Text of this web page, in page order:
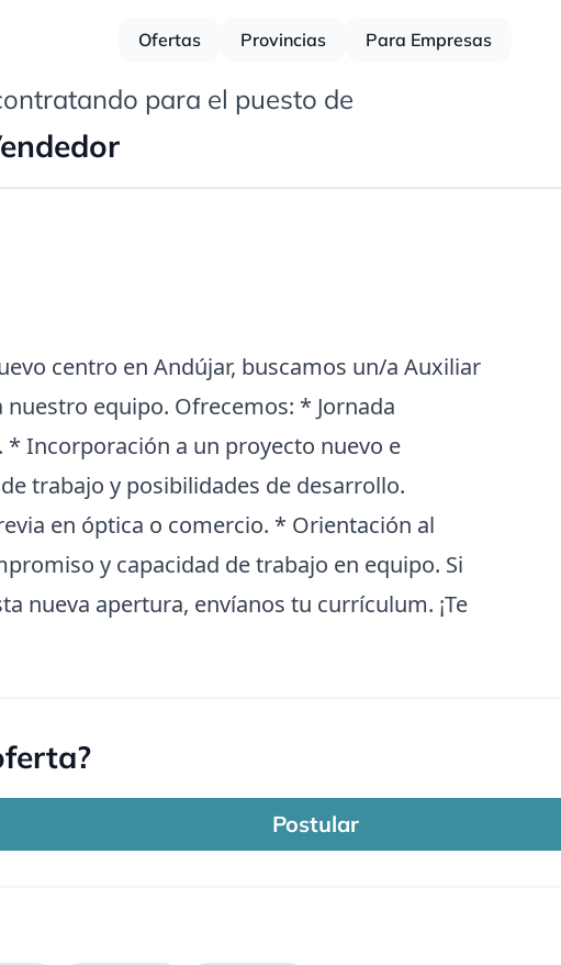
Ofertas Provincias Para Empresas
para el puesto de
centro en Andújar, buscamos un/a Auxiliar
equipo. Ofrecemos: * Jornada
Incorporación a un proyecto nuevo e
trabajo y posibilidades de desarrollo.
en óptica o comercio. * Orientación al
y capacidad de trabajo en equipo. Si
nueva apertura, envíanos tu currículum. ¡Te
Postular